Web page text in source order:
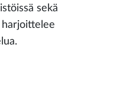
sekä
harjoittelee